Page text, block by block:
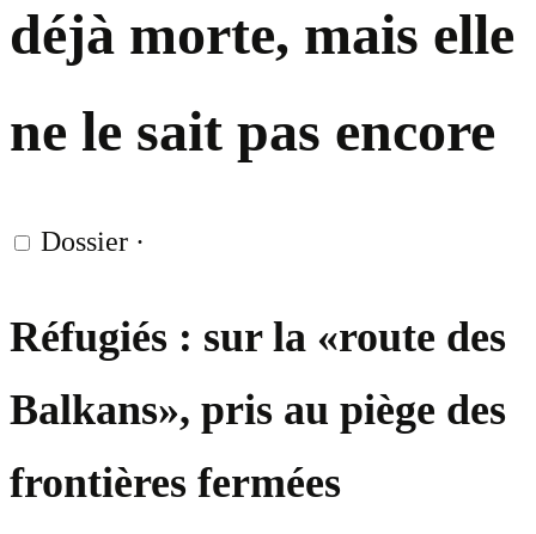
déjà morte, mais elle
ne le sait pas encore
Dossier ·
Réfugiés : sur la «route des
Balkans», pris au piège des
frontières fermées